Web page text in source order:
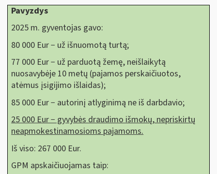
Pavyzdys
2025 m. gyventojas gavo:
80 000 Eur − už išnuomotą turtą;
77 000 Eur − už parduotą žemę, neišlaikytą
nuosavybėje 10 metų (pajamos perskaičiuotos,
atėmus įsigijimo išlaidas);
85 000 Eur − autorinį atlyginimą ne iš darbdavio;
25 000 Eur − gyvybės draudimo išmokų, nepriskirtų
neapmokestinamosioms pajamoms.
Iš viso: 267 000 Eur.
GPM apskaičiuojamas taip: